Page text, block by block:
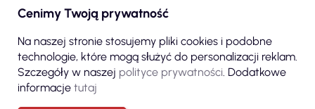
( 52,37 zł brutto )
Koszulka unisex hv protect 1v9
żółty odblaskowy Adler
Rimeck
Koszulka damska tsrl prm lady
premium royal niebieski Jhk
Jhk
Cenimy Twoją prywatność
Na naszej stronie stosujemy pliki cookies i podobne
technologie, które mogą służyć do personalizacji reklam.
Szczegóły w naszej polityce prywatności. Dodatkowe
informacje tutaj